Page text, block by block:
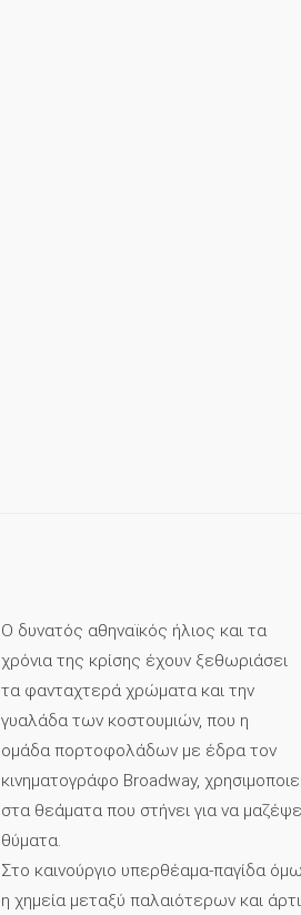
Ο δυνατός αθηναϊκός ήλιος και τα
χρόνια της κρίσης έχουν ξεθωριάσει
τα φανταχτερά χρώματα και την
γυαλάδα των κοστουμιών, που η
ομάδα πορτοφολάδων με έδρα τον
κινηματογράφο Broadway,
στα θεάματα που στήνει για να
θύματα.
Στο καινούργιο υπερθέαμα-παγίδα
η χημεία μεταξύ παλαιότερων και άρτι